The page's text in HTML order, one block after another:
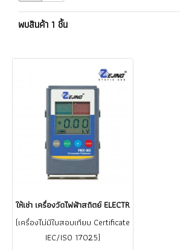
พบสินค้า 1 ชิ้น
ให้เช่า เครื่องวัดไฟฟ้าสถิตย์ ELECTROSTATIC
(เครื่องไม่มีใบสอบเทียบ Certificate
IEC/ISO 17025)